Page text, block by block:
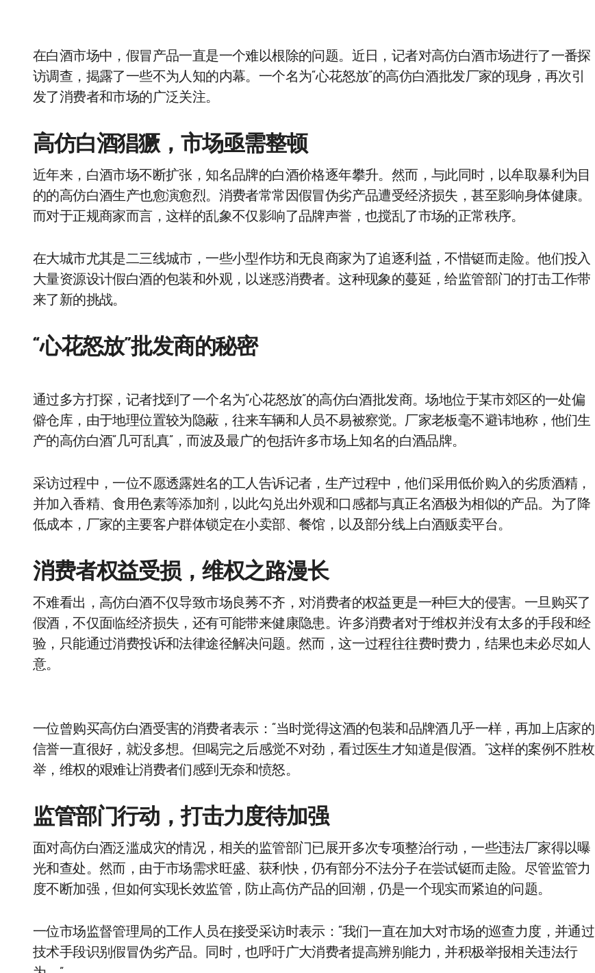
在白酒市场中，假冒产品一直是一个难以根除的问题。近日，记者对高仿白酒市场进行了一番探
访调查，揭露了一些不为人知的内幕。一个名为“心花怒放”的高仿白酒批发厂家的现身，再次引
发了消费者和市场的广泛关注。
高仿白酒猖獗，市场亟需整顿
近年来，白酒市场不断扩张，知名品牌的白酒价格逐年攀升。然而，与此同时，以牟取暴利为目
的的高仿白酒生产也愈演愈烈。消费者常常因假冒伪劣产品遭受经济损失，甚至影响身体健康。
而对于正规商家而言，这样的乱象不仅影响了品牌声誉，也搅乱了市场的正常秩序。
在大城市尤其是二三线城市，一些小型作坊和无良商家为了追逐利益，不惜铤而走险。他们投入
大量资源设计假白酒的包装和外观，以迷惑消费者。这种现象的蔓延，给监管部门的打击工作带
来了新的挑战。
“心花怒放”批发商的秘密
通过多方打探，记者找到了一个名为“心花怒放”的高仿白酒批发商。场地位于某市郊区的一处偏
僻仓库，由于地理位置较为隐蔽，往来车辆和人员不易被察觉。厂家老板毫不避讳地称，他们生
产的高仿白酒“几可乱真”，而波及最广的包括许多市场上知名的白酒品牌。
采访过程中，一位不愿透露姓名的工人告诉记者，生产过程中，他们采用低价购入的劣质酒精，
并加入香精、食用色素等添加剂，以此勾兑出外观和口感都与真正名酒极为相似的产品。为了降
低成本，厂家的主要客户群体锁定在小卖部、餐馆，以及部分线上白酒贩卖平台。
消费者权益受损，维权之路漫长
不难看出，高仿白酒不仅导致市场良莠不齐，对消费者的权益更是一种巨大的侵害。一旦购买了
假酒，不仅面临经济损失，还有可能带来健康隐患。许多消费者对于维权并没有太多的手段和经
验，只能通过消费投诉和法律途径解决问题。然而，这一过程往往费时费力，结果也未必尽如人
意。
一位曾购买高仿白酒受害的消费者表示：“当时觉得这酒的包装和品牌酒几乎一样，再加上店家的
信誉一直很好，就没多想。但喝完之后感觉不对劲，看过医生才知道是假酒。”这样的案例不胜枚
举，维权的艰难让消费者们感到无奈和愤怒。
监管部门行动，打击力度待加强
面对高仿白酒泛滥成灾的情况，相关的监管部门已展开多次专项整治行动，一些违法厂家得以曝
光和查处。然而，由于市场需求旺盛、获利快，仍有部分不法分子在尝试铤而走险。尽管监管力
度不断加强，但如何实现长效监管，防止高仿产品的回潮，仍是一个现实而紧迫的问题。
一位市场监督管理局的工作人员在接受采访时表示：“我们一直在加大对市场的巡查力度，并通过
技术手段识别假冒伪劣产品。同时，也呼吁广大消费者提高辨别能力，并积极举报相关违法行